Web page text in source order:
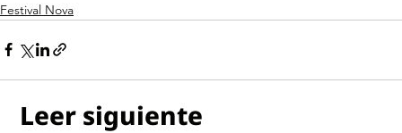
Leer siguiente
Festival Nova